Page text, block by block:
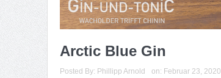
Arctic Blue Gin
Posted By: Phillipp Arnold on: Februar 23, 2020